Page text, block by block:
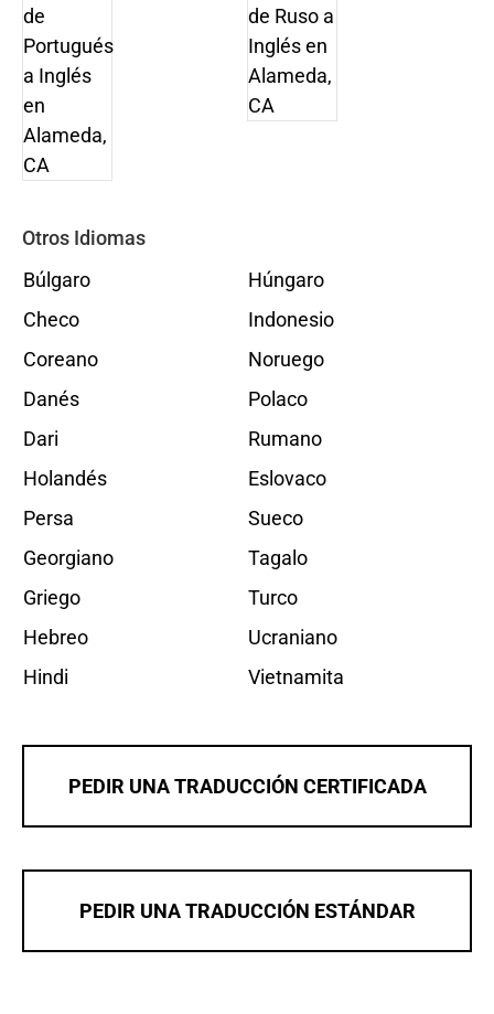
Otros Idiomas
Búlgaro
Checo
Coreano
Danés
Dari
Holandés
Persa
Georgiano
Griego
Hebreo
Hindi
Húngaro
Indonesio
Noruego
Polaco
Rumano
Eslovaco
Sueco
Tagalo
Turco
Ucraniano
Vietnamita
PEDIR UNA TRADUCCIÓN CERTIFICADA
PEDIR UNA TRADUCCIÓN ESTÁNDAR